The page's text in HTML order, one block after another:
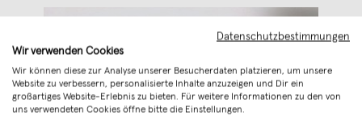
Datenschutzbestimmungen
Wir verwenden Cookies
Wir können diese zur Analyse unserer Besucherdaten platzieren, um unsere
Website zu verbessern, personalisierte Inhalte anzuzeigen und Dir ein
großartiges Website-Erlebnis zu bieten. Für weitere Informationen zu den von
uns verwendeten Cookies öffne bitte die Einstellungen.